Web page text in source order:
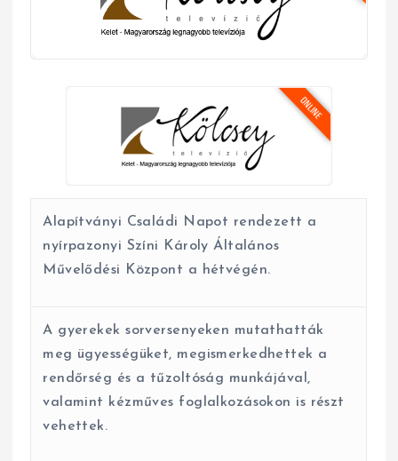
Alapítványi Családi Napot rendezett a
nyírpazonyi Színi Károly Általános
Művelődési Központ a hétvégén.
A gyerekek sorversenyeken mutathatták
meg ügyességüket, megismerkedhettek a
rendőrség és a tűzoltóság munkájával,
valamint kézműves foglalkozásokon is részt
vehettek.